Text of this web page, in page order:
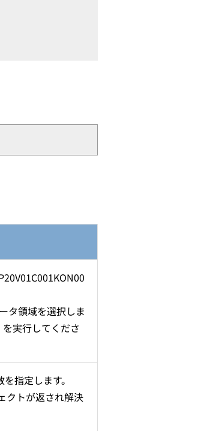
タ領域を選択しま
実行してくださ
指定します。
クトが返され解決